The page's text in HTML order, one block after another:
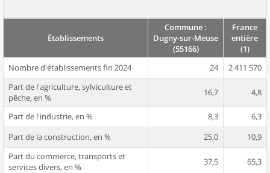
Établissements
Commune :
Dugny-sur-Meuse
(55166)
France
entière
(1)
Nombre d'établissements fin 2024
24
2 411 570
Part de l'agriculture, sylviculture et
pêche, en %
16,7 4,8
Part de l'industrie, en % 8,3
6,3
Part de la construction, en %
25,0
10,9
Part du commerce, transports et
services divers, en %
37,5 65,3